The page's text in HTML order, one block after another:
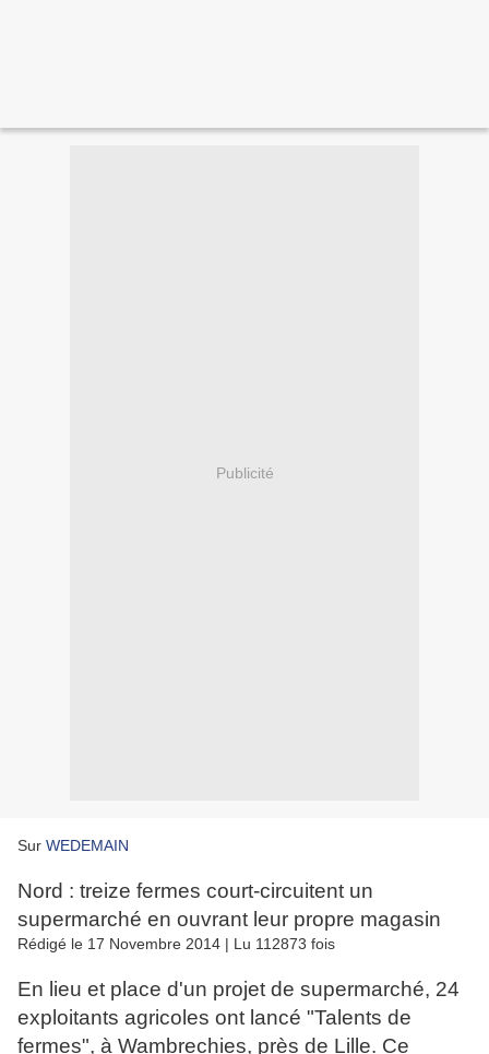
Publicité
Sur WEDEMAIN
Nord : treize fermes court-circuitent un
supermarché en ouvrant leur propre magasin
Rédigé le 17 Novembre 2014 | Lu 112873 fois
En lieu et place d'un projet de supermarché, 24
exploitants agricoles ont lancé "Talents de
fermes", à Wambrechies, près de Lille. Ce